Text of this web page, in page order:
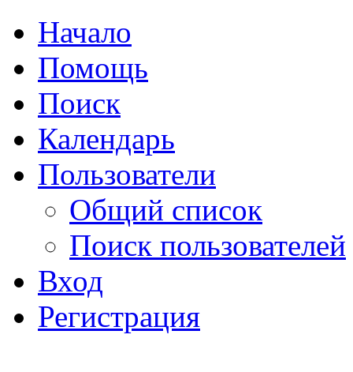
Начало
Помощь
Поиск
Календарь
Пользователи
Общий список
Поиск пользователей
Вход
Регистрация